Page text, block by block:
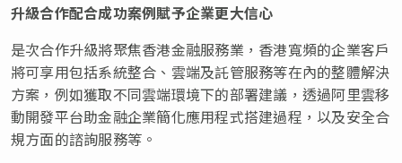
升級合作配合成功案例賦予企業更大信心
是次合作升級將聚焦香港金融服務業，香港寬頻的企業客戶
將可享用包括系統整合、雲端及託管服務等在內的整體解決
方案，例如獲取不同雲端環境下的部署建議，透過阿里雲移
動開發平台助金融企業簡化應用程式搭建過程，以及安全合
規方面的諮詢服務等。